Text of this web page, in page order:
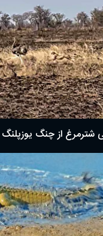
شترمرغ از چنگ یوزپلنگ